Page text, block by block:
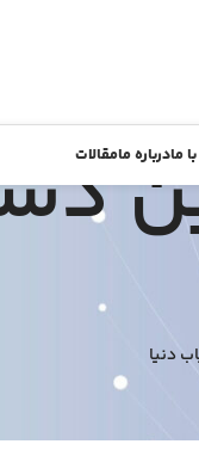
مادرباره مامقالات
دنیا